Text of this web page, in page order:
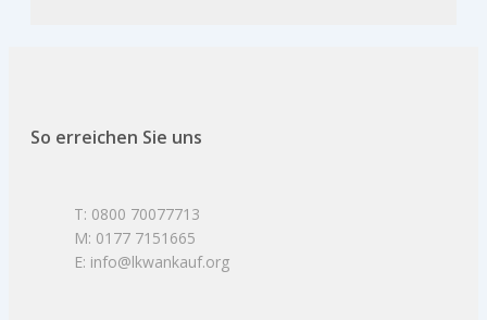
So erreichen Sie uns
T: 0800 70077713
M: 0177 7151665
E: info@lkwankauf.org